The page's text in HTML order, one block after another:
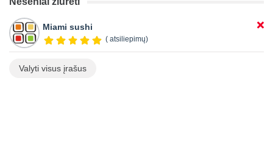
Miami sushi
( atsiliepimų)
Valyti visus įrašus